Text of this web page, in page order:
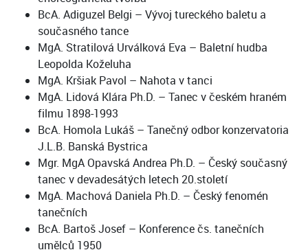
BcA. Adiguzel Belgi – Vývoj tureckého baletu a
současného tance
MgA. Stratilová Urválková Eva – Baletní hudba
Leopolda Koželuha
MgA. Kršiak Pavol – Nahota v tanci
MgA. Lidová Klára Ph.D. – Tanec v českém hraném
filmu 1898-1993
BcA. Homola Lukáš – Tanečný odbor konzervatoria
J.L.B. Banská Bystrica
Mgr. MgA Opavská Andrea Ph.D. – Český současný
tanec v devadesátých letech 20.století
MgA. Machová Daniela Ph.D. – Český fenomén
tanečních
BcA. Bartoš Josef – Konference čs. tanečních
umělců 1950